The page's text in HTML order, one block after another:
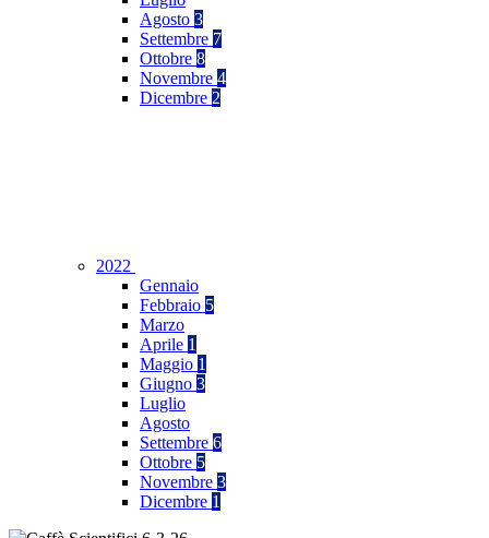
Agosto 3
Settembre 7
Ottobre 8
Novembre 4
Dicembre 2
2022
Gennaio
Febbraio 5
Marzo
Aprile 1
Maggio 1
Giugno 3
Luglio
Agosto
Settembre 6
Ottobre 5
Novembre 3
Dicembre 1